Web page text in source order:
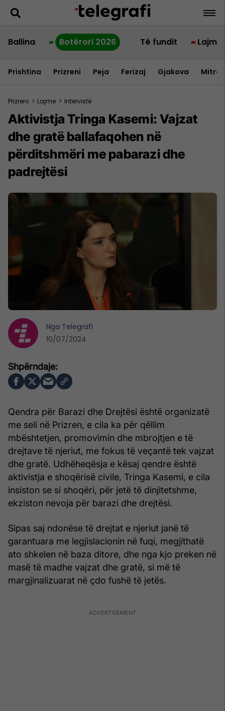
Ballina Botërori 2026 Të fundit Lajme
Prishtina Prizreni Peja Ferizaj Gjakova
Prizreni > Lajme > Intervistë
Aktivistja Tringa Kasemi: Vajzat
dhe gratë ballafaqohen në
përditshmëri me pabarazi dhe
padrejtësi
Qendra për Barazi dhe Drejtësi është organizatë
me seli në Prizren, e cila ka për qëllim
mbështetjen, promovimin dhe mbrojtjen e të
drejtave të njeriut, me fokus të veçantë tek vajzat
dhe gratë. Udhëheqësja e kësaj qendre është
aktivistja e shoqërisë civile, Tringa Kasemi, e cila
insiston se si shoqëri, për jetë të dinjitetshme,
ekziston nevoja për barazi dhe drejtësi.
Sipas saj ndonëse të drejtat e njeriut janë të
garantuara me legjislacionin në fuqi, megjithatë
ato shkelen në baza ditore, dhe nga kjo preken në
masë të madhe vajzat dhe gratë, si më të
margjinalizuarat në çdo fushë të jetës.
Nga Telegrafi
10/07/2024